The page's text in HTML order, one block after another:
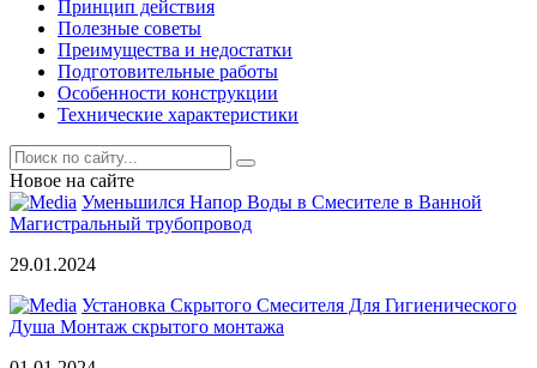
Принцип действия
Полезные советы
Преимущества и недостатки
Подготовительные работы
Особенности конструкции
Технические характеристики
Новое на сайте
Уменьшился Напор Воды в Смесителе в Ванной
Магистральный трубопровод
29.01.2024
Установка Скрытого Смесителя Для Гигиенического
Душа Монтаж скрытого монтажа